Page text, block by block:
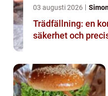
03 augusti 2026
Trädfällning: en
säkerhet och